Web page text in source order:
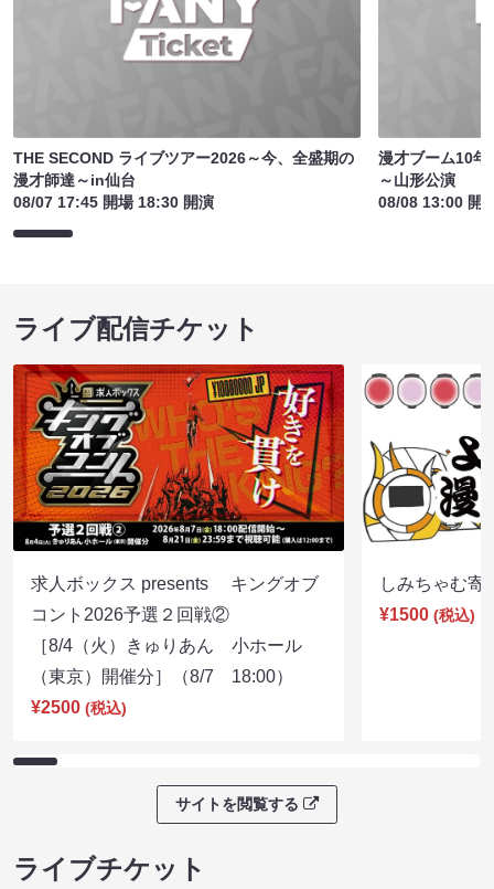
THE SECOND ライブツアー2026～今、全盛期の
漫才師達～in仙台
08/07 17:45 開場 18:30 開演
漫才ブーム10
～山形公演
08/08 13:00 開
ライブ配信チケット
求人ボックス presents キングオブ
コント2026予選２回戦②
［8/4（火）きゅりあん 小ホール
（東京）開催分］（8/7 18:00）
¥2500 (税込)
しみちゃむ
¥1500 (税込)
サイトを閲覧する
ライブチケット